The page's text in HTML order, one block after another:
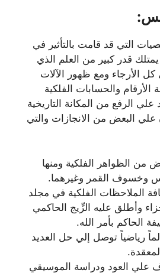
التي قد قامت بالتأثير في
يمتلك قدر كبير من العلم الذي
الأرجاء ومع ظهور الآلات
الأرقام والحسابات الفلكية
الرفع من المكانة التاريخية
البعض من الانجازات والتي
من الظواهر الفلكية ومنها
القمر وغيرهما.
الملاحظات الفلكية في مجلد
من 4 أجزاء وأطلق عليه الزِّيج الحاكمي
الحاكم بأمر الله.
رياضياً توصل إلي حل العديد
علي العود ودراسة الموسيقي